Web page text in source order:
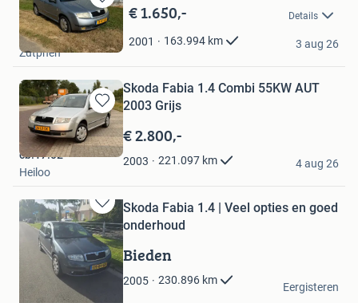
Bewaren
in
Mijn
Favorieten
€ 1.650,- Details
2001 163.994 km
Tommy
Zutphen
3 aug 26
Bewaren
in
Mijn
Favorieten
Skoda Fabia 1.4 Combi 55KW AUT
2003 Grijs
€ 2.800,-
2003 221.097 km
cb.17.02
Heiloo
4 aug 26
Bewaren
in
Mijn
Favorieten
Skoda Fabia 1.4 | Veel opties en goed
onderhoud
Bieden
2005 230.896 km
Lippenhuizen
Eergisteren